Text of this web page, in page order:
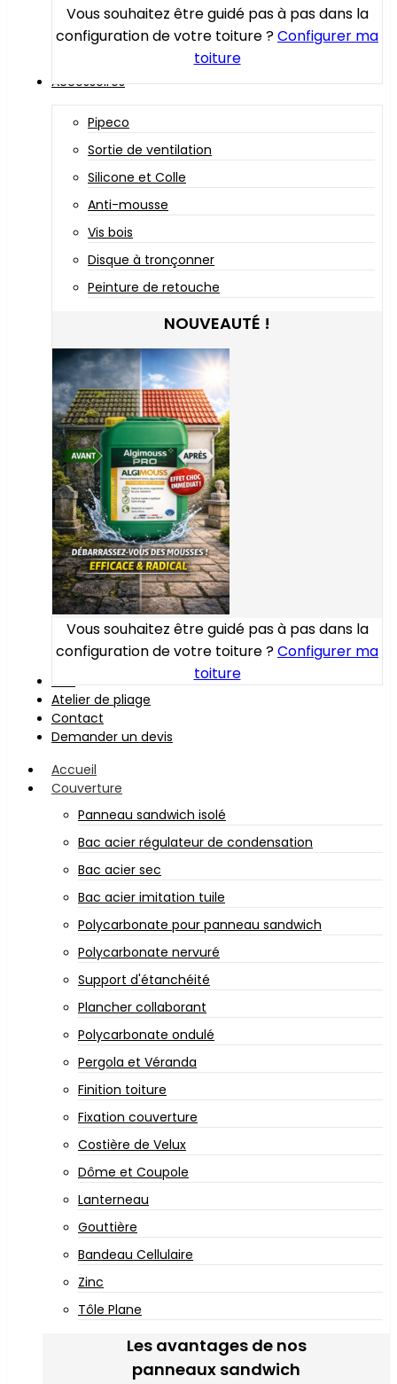
Vous souhaitez être guidé pas à pas dans la
configuration de votre toiture ?Configurer ma
toiture
Accessoires
Pipeco
Sortie de ventilation
Silicone et Colle
Anti-mousse
Vis bois
Disque à tronçonner
Peinture de retouche
NOUVEAUTÉ !
Vous souhaitez être guidé pas à pas dans la
configuration de votre toiture ?Configurer ma
toiture
Atelier de pliage
Contact
Demander un devis
Accueil
Couverture
Panneau sandwich isolé
Bac acier régulateur de condensation
Bac acier sec
Bac acier imitation tuile
Polycarbonate pour panneau sandwich
Polycarbonate nervuré
Support d'étanchéité
Plancher collaborant
Polycarbonate ondulé
Pergola et Véranda
Finition toiture
Fixation couverture
Costière de Velux
Dôme et Coupole
Lanterneau
Gouttière
Bandeau Cellulaire
Zinc
Tôle Plane
Les avantages de nos
panneaux sandwich